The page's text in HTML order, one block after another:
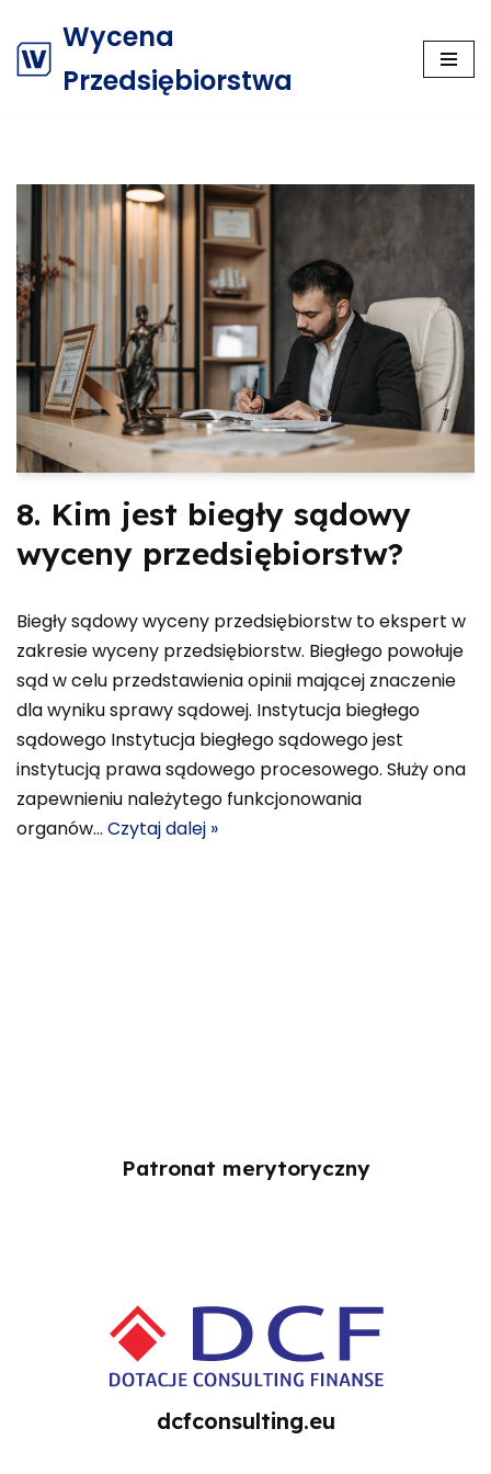
Przejdź
Wycena
Przedsiębiorstwa
8. Kim jest biegły sądowy
wyceny przedsiębiorstw?
Biegły sądowy wyceny przedsiębiorstw to ekspert w
zakresie wyceny przedsiębiorstw. Biegłego powołuje
sąd w celu przedstawienia opinii mającej znaczenie
dla wyniku sprawy sądowej. Instytucja biegłego
sądowego Instytucja biegłego sądowego jest
instytucją prawa sądowego procesowego. Służy ona
zapewnieniu należytego funkcjonowania
organów… Czytaj dalej »
Patronat merytoryczny
dcfconsulting.eu